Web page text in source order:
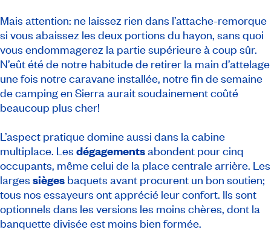
Mais attention: ne laissez rien dans l’attache-remorque
si vous abaissez les deux portions du hayon, sans quoi
vous endommagerez la partie supérieure à coup sûr.
N’eût été de notre habitude de retirer la main d’attelage
une fois notre caravane installée, notre fin de semaine
de camping en Sierra aurait soudainement coûté
beaucoup plus cher!
L’aspect pratique domine aussi dans la cabine
multiplace. Les dégagementsabondent pour cinq
occupants, même celui de la place centrale arrière. Les
larges sièges baquets avant procurent un bon soutien;
tous nos essayeurs ont apprécié leur confort. Ils sont
optionnels dans les versions les moins chères, dont la
banquette divisée est moins bien formée.